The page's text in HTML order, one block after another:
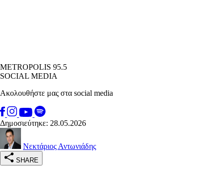
METROPOLIS 95.5
SOCIAL MEDIA
Ακολουθήστε μας στα social media
Δημοσιεύτηκε: 28.05.2026
Νεκτάριος Αντωνιάδης
SHARE